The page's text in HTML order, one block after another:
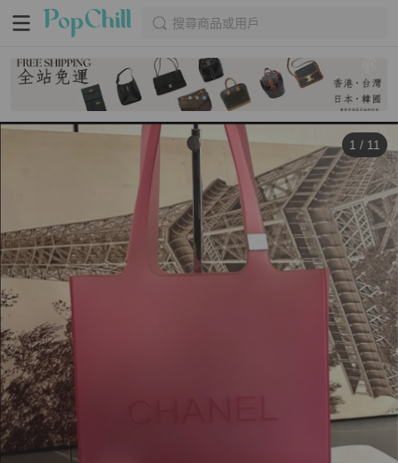
搜尋商品或用戶
1 / 11